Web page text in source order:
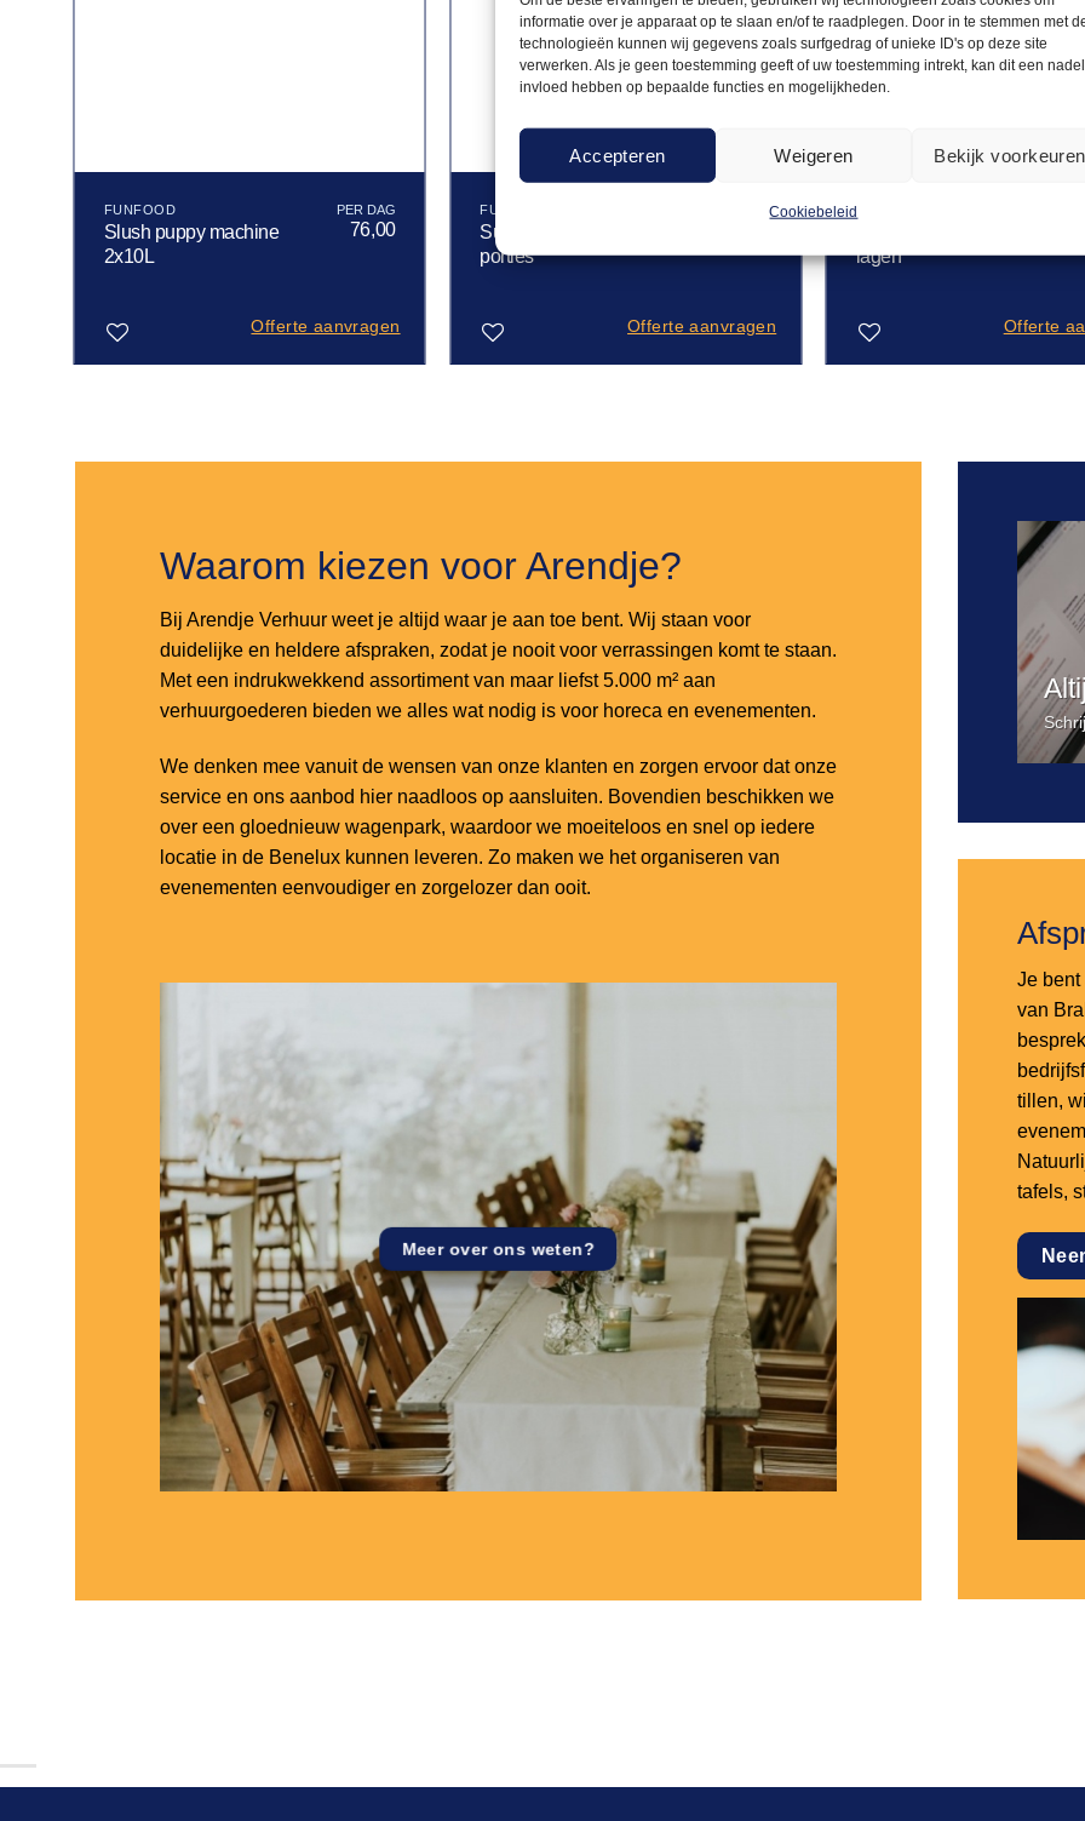
informatie over je apparaat op te slaan en/of te raadplegen. Door in te stemmen met
technologieën kunnen wij gegevens zoals surfgedrag of unieke ID's op deze site
verwerken. Als je geen toestemming geeft of uw toestemming intrekt, kan dit een
invloed hebben op bepaalde functies en mogelijkheden.
Accepteren Weigeren Bekijk voorkeuren
Cookiebeleid
FUNFOOD
Slush puppy machine
2x10L
76,00
Offerte aanvragen
FUNFOOD
Suikerspin pakket – 100
porties
Offerte aanvragen
FUNFOOD
lagen
Offerte
Waarom kiezen voor Arendje?
Bij Arendje Verhuur weet je altijd waar je aan toe bent. Wij staan voor
duidelijke en heldere afspraken, zodat je nooit voor verrassingen komt te staan.
Met een indrukwekkend assortiment van maar liefst 5.000 m² aan
verhuurgoederen bieden we alles wat nodig is voor horeca en evenementen.
We denken mee vanuit de wensen van onze klanten en zorgen ervoor dat onze
service en ons aanbod hier naadloos op aansluiten. Bovendien beschikken we
over een gloednieuw wagenpark, waardoor we moeiteloos en snel op iedere
locatie in de Benelux kunnen leveren. Zo maken we het organiseren van
evenementen eenvoudiger en zorgelozer dan ooit.
Meer over ons weten?
Je
van
tillen,
tafels,